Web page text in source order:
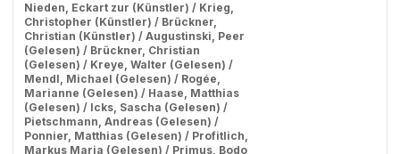
Nieden, Eckart zur (Künstler) / Krieg,
Christopher (Künstler) / Brückner,
Christian (Künstler) / Augustinski, Peer
(Gelesen) / Brückner, Christian
(Gelesen) / Kreye, Walter (Gelesen) /
Mendl, Michael (Gelesen) / Rogée,
Marianne (Gelesen) / Haase, Matthias
(Gelesen) / Icks, Sascha (Gelesen) /
Pietschmann, Andreas (Gelesen) /
Ponnier, Matthias (Gelesen) / Profitlich,
Markus Maria (Gelesen) / Primus, Bodo